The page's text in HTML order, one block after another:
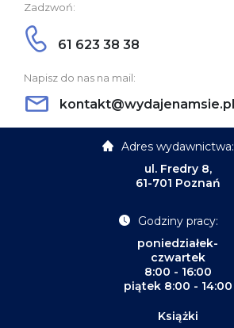
Zadzwoń:
61 623 38 38
Napisz do nas na mail:
kontakt@wydajenamsie.pl
Adres wydawnictwa:
ul. Fredry 8,
61-701 Poznań
Godziny pracy:
poniedziałek-
czwartek
8:00 - 16:00
piątek 8:00 - 14:00
Książki